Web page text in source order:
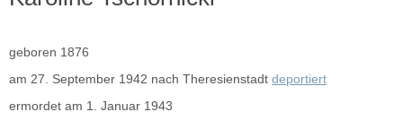
geboren 1876
am 27. September 1942 nach Theresienstadt deportiert
ermordet am 1. Januar 1943